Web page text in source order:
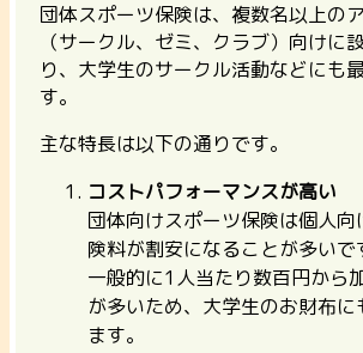
団体スポーツ保険は、複数名以上の
（サークル、ゼミ、クラブ）向けに
り、 大学生のサークル活動などにも
す。
主な特長は以下の通りです。
コストパフォーマンスが高い
団体向けスポーツ保険は個人
険料が割安になることが多いで
一般的に1人当たり数百円から
が多いため、大学生のお財布
ます。